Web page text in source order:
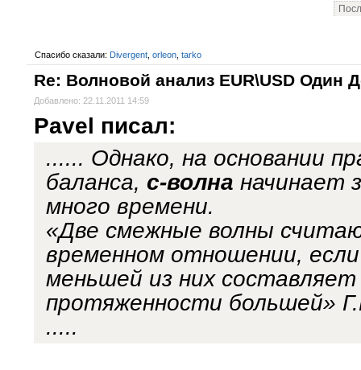
Спасибо сказали: Divergent orleon tarko
Re: Волновой анализ EUR\USD Один
Добавлено: 22.11.2011 14:59
Pavel писал:
...... Однако, на основании
баланса, с-волна начинает
много времени.
«Две смежные волны
временном отношении,
меньшей из них
протяженности большей»
.....